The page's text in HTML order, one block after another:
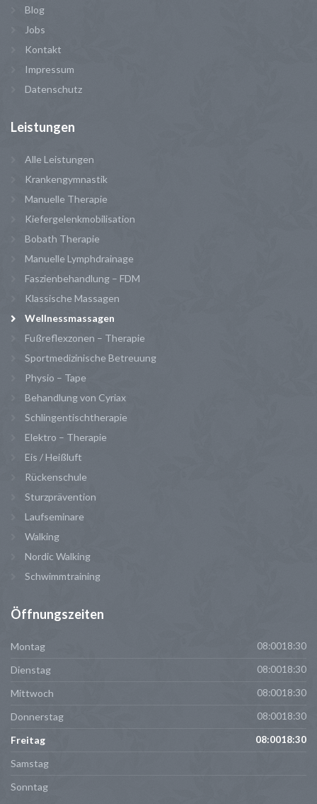
Blog
Jobs
Kontakt
Impressum
Datenschutz
Leistungen
Alle Leistungen
Krankengymnastik
Manuelle Therapie
Kiefergelenkmobilisation
Bobath Therapie
Manuelle Lymphdrainage
Faszienbehandlung – FDM
Klassische Massagen
Wellnessmassagen
Fußreflexzonen – Therapie
Sportmedizinische Betreuung
Physio – Tape
Behandlung von Cyriax
Schlingentischtherapie
Elektro – Therapie
Eis / Heißluft
Rückenschule
Sturzprävention
Laufseminare
Walking
Nordic Walking
Schwimmtraining
Öffnungszeiten
Montag 08:0018:30
Dienstag 08:0018:30
Mittwoch 08:0018:30
Donnerstag 08:0018:30
Freitag 08:0018:30
Samstag
Sonntag